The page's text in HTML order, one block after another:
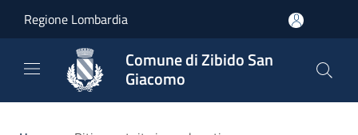
Regione Lombardia
Comune di Zibido San
Giacomo